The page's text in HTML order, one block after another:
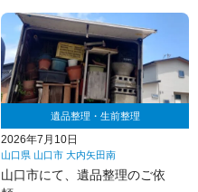
遺品整理・生前整理
2026年7月10日
山口県 山口市 大内矢田南
山口市にて、遺品整理のご依